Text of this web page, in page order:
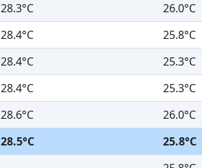
28.3°C
26.0°C
28.4°C
25.8°C
28.4°C
25.3°C
28.4°C
25.3°C
28.6°C
26.0°C
28.5°C 25.8°C